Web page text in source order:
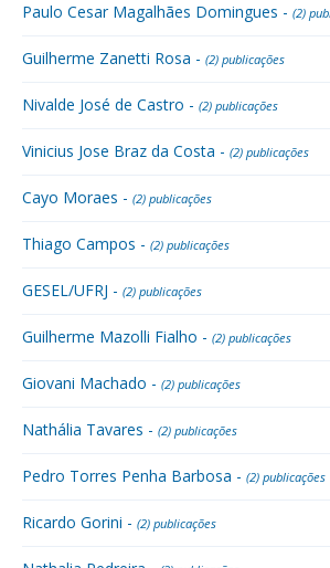
Paulo Cesar Magalhães Domingues - (2)
Guilherme Zanetti Rosa - (2) publicações
Nivalde José de Castro - (2) publicações
Vinicius Jose Braz da Costa - (2) publicações
Cayo Moraes - (2) publicações
Thiago Campos - (2) publicações
GESEL/UFRJ - (2) publicações
Guilherme Mazolli Fialho - (2) publicações
Giovani Machado - (2) publicações
Nathália Tavares - (2) publicações
Pedro Torres Penha Barbosa - (2) publicações
Ricardo Gorini - (2) publicações